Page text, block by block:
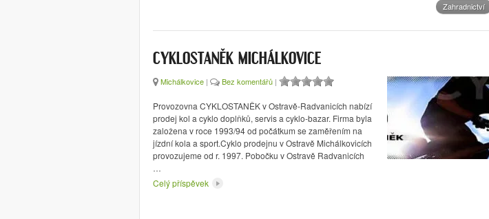
Zahradnictví
CYKLOSTANĚK MICHÁLKOVICE
Michálkovice | Bez komentářů |
Provozovna CYKLOSTANĚK v Ostravě-Radvanicích nabízí
prodej kol a cyklo doplňků, servis a cyklo-bazar. Firma byla
založena v roce 1993/94 od počátkum se zaměřením na
jízdní kola a sport.Cyklo prodejnu v Ostravě Michálkovicích
provozujeme od r. 1997. Pobočku v Ostravě Radvanicích
…
Celý příspěvek